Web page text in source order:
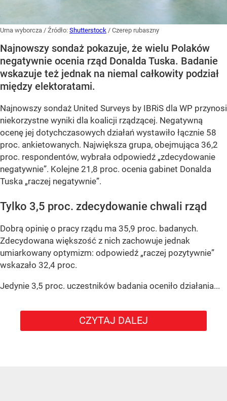
Urna wyborcza / Źródło: Shutterstock / Czerep rubaszny
Najnowszy sondaż pokazuje, że wielu Polaków
negatywnie ocenia rząd Donalda Tuska. Badanie
wskazuje też jednak na niemal całkowity podział
między elektoratami.
Najnowszy sondaż United Surveys by IBRiS dla WP przynosi
niekorzystne wyniki dla koalicji rządzącej. Negatywną
ocenę jej dotychczasowych działań wystawiło łącznie 58
proc. ankietowanych. Największa grupa, obejmująca 36,2
proc. respondentów, wybrała odpowiedź „zdecydowanie
negatywnie”. Kolejne 21,8 proc. ocenia gabinet Donalda
Tuska „raczej negatywnie”.
Tylko 3,5 proc. zdecydowanie chwali rząd
Dobrą opinię o pracy rządu ma 35,9 proc. badanych.
Zdecydowana większość z nich zachowuje jednak
umiarkowany optymizm: odpowiedź „raczej pozytywnie”
wskazało 32,4 proc.
Jedynie 3,5 proc. uczestników badania oceniło działania...
CZYTAJ DALEJ